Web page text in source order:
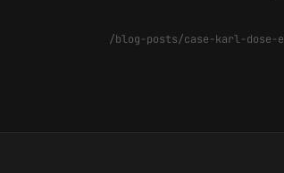
/blog-posts/case-karl-